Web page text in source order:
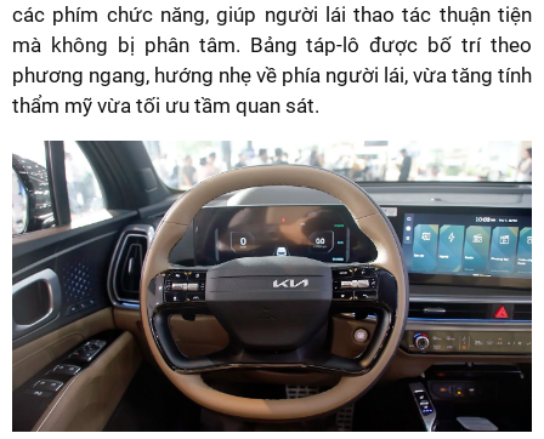
các phím chức năng, giúp người lái thao tác thuận tiện
mà không bị phân tâm. Bảng táp-lô được bố trí theo
phương ngang, hướng nhẹ về phía người lái, vừa tăng tính
thẩm mỹ vừa tối ưu tầm quan sát.